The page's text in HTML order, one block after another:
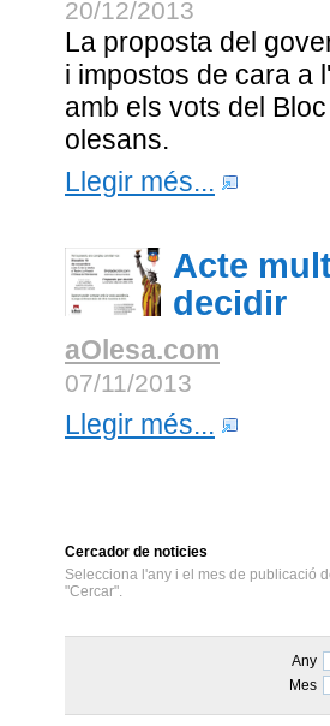
20/12/2013
La proposta del
i impostos de cara a
amb els vots del
olesans.
Llegir més...
Acte
decidir
aOlesa.com
07/11/2013
Llegir més...
Cercador de noticies
Selecciona l'any i el mes de publicació
"Cercar".
Any
Mes